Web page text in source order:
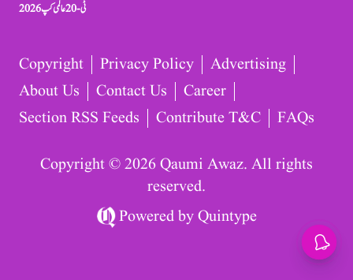
ٹی-20 عالمی کپ 2026
Copyright Privacy Policy
Advertising
About Us
Contact Us
Career
Section RSS Feeds
Contribute T&C FAQs
Copyright © 2026 Qaumi Awaz. All rights
reserved.
Powered byQuintype